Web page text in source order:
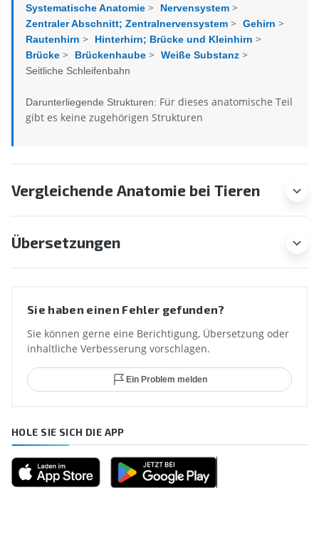
Systematische Anatomie > Nervensystem >
Zentraler Abschnitt; Zentralnervensystem > Gehirn >
Rautenhirn > Hinterhirn; Brücke und Kleinhirn >
Brücke > Brückenhaube > Weiße Substanz >
Seitliche Schleifenbahn
Darunterliegende Strukturen: Für dieses anatomische Teil
gibt es keine zugehörigen Strukturen
Vergleichende Anatomie bei Tieren
Übersetzungen
Sie haben einen Fehler gefunden?
Sie können gerne eine Berichtigung, Übersetzung oder
inhaltliche Verbesserung vorschlagen.
Ein Problem melden
HOLE SIE SICH DIE APP